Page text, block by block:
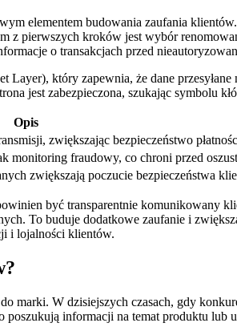
elementem budowania zaufania
z pierwszych kroków jest wybór
o transakcjach przed
Layer), który zapewnia, że dane
jest zabezpieczona, szukając symbolu
Opis
zwiększając bezpieczeństwo
monitoring fraudowy, co chroni przed
zwiększają poczucie bezpieczeństwa
być transparentnie komunikowany
To buduje dodatkowe zaufanie i
i lojalności klientów.
W dzisiejszych czasach, gdy
informacji na temat produktu lub